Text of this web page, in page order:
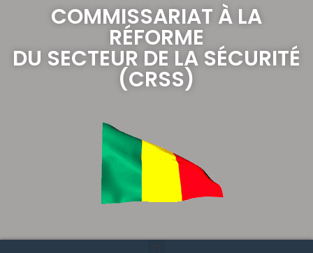
COMMISSARIAT À LA
RÉFORME
DU SECTEUR DE LA SÉCURITÉ
(CRSS)